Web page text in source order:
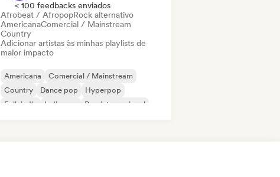
< 100 feedbacks enviados
Afrobeat / AfropopRock alternativo
AmericanaComercial / Mainstream
Country
Adicionar artistas às minhas playlists de
maior impacto
Americana
Comercial / Mainstream
Country
Dance pop
Hyperpop
Folk indie
Indie pop Pop internacional